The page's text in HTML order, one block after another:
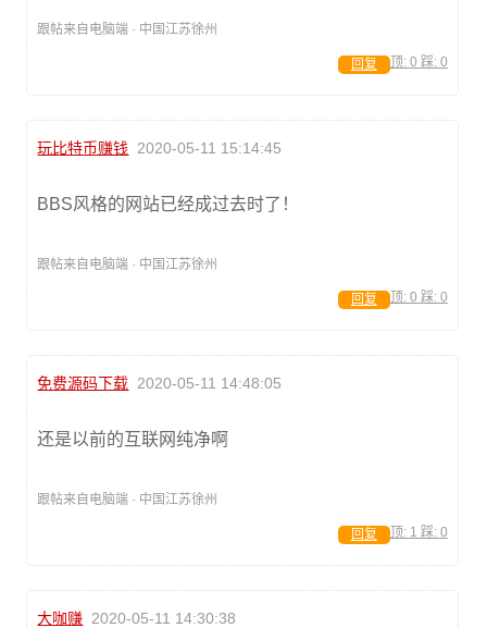
跟帖来自电脑端 · 中国江苏徐州
顶: 0 踩: 0
回复
玩比特币赚钱 2020-05-11 15:14:45
BBS风格的网站已经成过去时了！
跟帖来自电脑端 · 中国江苏徐州
顶: 0 踩: 0
回复
免费源码下载 2020-05-11 14:48:05
还是以前的互联网纯净啊
跟帖来自电脑端 · 中国江苏徐州
顶: 1 踩: 0
回复
大咖赚 2020-05-11 14:30:38